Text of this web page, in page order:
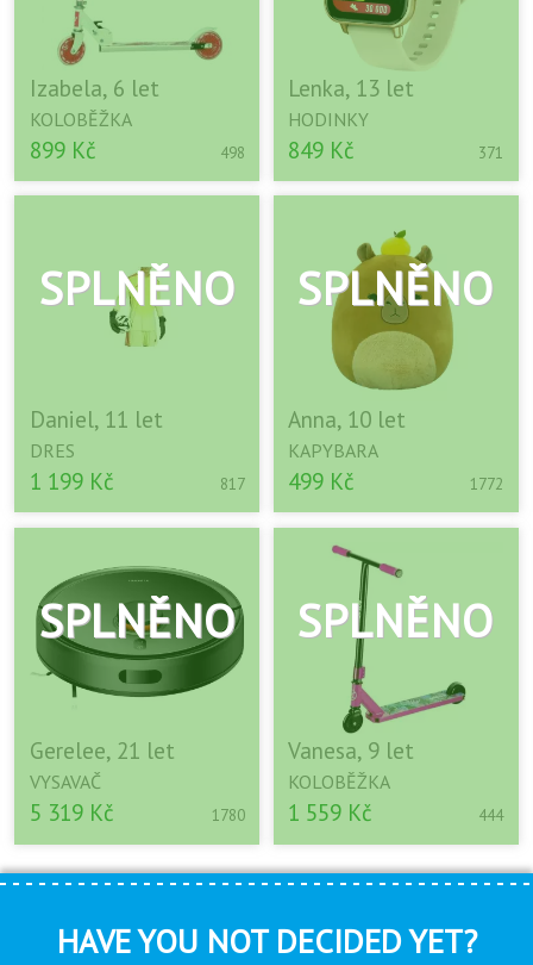
Izabela, 6 let
KOLOBĚŽKA
899 Kč 498
Lenka, 13 let
HODINKY
849 Kč 371
Daniel, 11 let
DRES
1 199 Kč 817
Anna, 10 let
KAPYBARA
499 Kč 1772
Gerelee, 21 let
VYSAVAČ
5 319 Kč 1780
Vanesa, 9 let
KOLOBĚŽKA
1 559 Kč 444
HAVE YOU NOT DECIDED YET?